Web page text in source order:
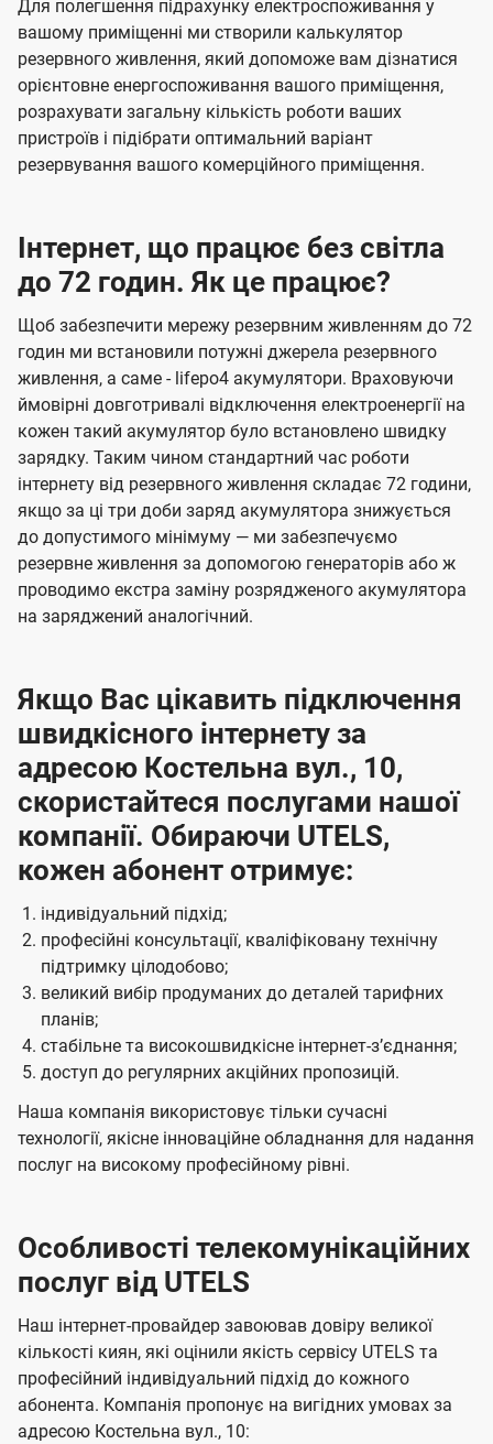
Для полегшення підрахунку електроспоживання у
вашому приміщенні ми створили калькулятор
резервного живлення, який допоможе вам дізнатися
орієнтовне енергоспоживання вашого приміщення,
розрахувати загальну кількість роботи ваших
пристроїв і підібрати оптимальний варіант
резервування вашого комерційного приміщення.
Інтернет, що працює без світла
до 72 годин. Як це працює?
Щоб забезпечити мережу резервним живленням до 72
годин ми встановили потужні джерела резервного
живлення, а саме - lifepo4 акумулятори. Враховуючи
ймовірні довготривалі відключення електроенергії на
кожен такий акумулятор було встановлено швидку
зарядку. Таким чином стандартний час роботи
інтернету від резервного живлення складає 72 години,
якщо за ці три доби заряд акумулятора знижується
до допустимого мінімуму — ми забезпечуємо
резервне живлення за допомогою генераторів або ж
проводимо екстра заміну розрядженого акумулятора
на заряджений аналогічний.
Якщо Вас цікавить підключення
швидкісного інтернету за
адресою Костельна вул., 10,
скористайтеся послугами нашої
компанії. Обираючи UTELS,
кожен абонент отримує:
індивідуальний підхід;
професійні консультації, кваліфіковану технічну
підтримку цілодобово;
великий вибір продуманих до деталей тарифних
планів;
стабільне та високошвидкісне інтернет-зʼєднання;
доступ до регулярних акційних пропозицій.
Наша компанія використовує тільки сучасні
технології, якісне інноваційне обладнання для надання
послуг на високому професійному рівні.
Особливості телекомунікаційних
послуг від UTELS
Наш інтернет-провайдер завоював довіру великої
кількості киян, які оцінили якість сервісу UTELS та
професійний індивідуальний підхід до кожного
абонента. Компанія пропонує на вигідних умовах за
адресою Костельна вул., 10: